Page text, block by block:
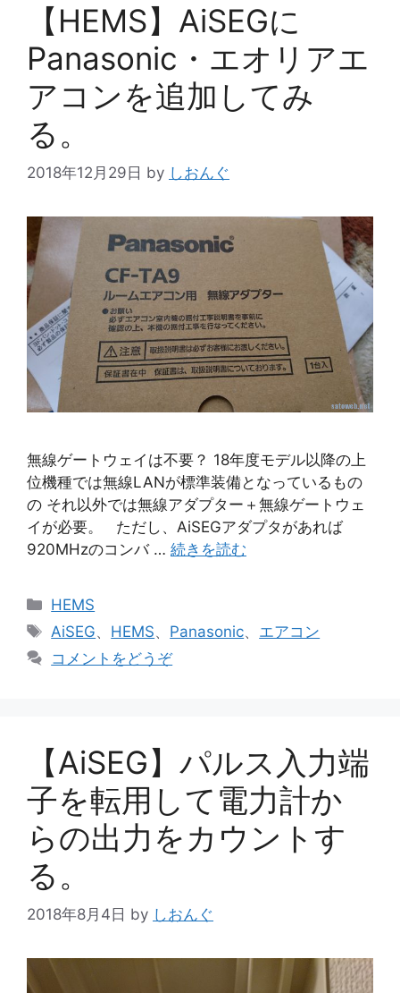
【HEMS】AiSEGに
Panasonic・エオリアエ
アコンを追加してみ
る。
2018年12月29日 by しおんぐ
無線ゲートウェイは不要？ 18年度モデル以降の上
位機種では無線LANが標準装備となっているもの
の それ以外では無線アダプター＋無線ゲートウェ
イが必要。 ただし、AiSEGアダプタがあれば
920MHzのコンバ … 続きを読む
カ
テ
リ
HEMS
タ
AiSEG、 HEMS、 Panasonic、 エアコン
コメントをどうぞ
【AiSEG】パルス入力端
子を転用して電力計か
らの出力をカウントす
る。
2018年8月4日 by しおんぐ